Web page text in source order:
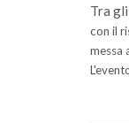
Tra
con il
messa